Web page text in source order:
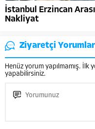
İstanbul Erzincan Arası
Nakliyat
Ziyaretçi
Henüz yorum yapılmamış. İlk
yapabilirsiniz.